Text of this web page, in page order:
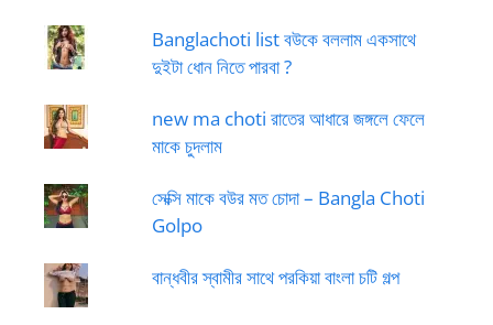
Banglachoti list বউকে বললাম একসাথে
দুইটা ধোন নিতে পারবা ?
new ma choti রাতের আধারে জঙ্গলে ফেলে
মাকে চুদলাম
সেক্সি মাকে বউর মত চোদা – Bangla Choti
Golpo
বান্ধবীর স্বামীর সাথে পরকিয়া বাংলা চটি গল্প